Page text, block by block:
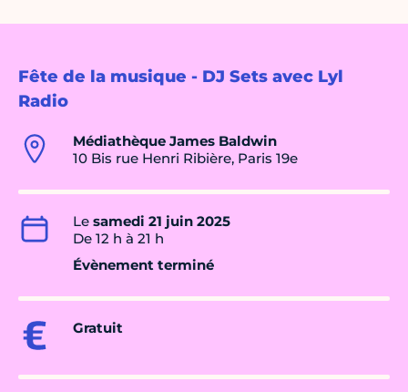
Fête de la musique - DJ Sets avec Lyl
Radio
Médiathèque James Baldwin
10 Bis rue Henri Ribière, Paris 19e
Le samedi 21 juin 2025
De 12 h à 21 h
Évènement terminé
Gratuit